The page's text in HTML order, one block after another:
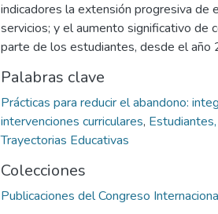
indicadores la extensión progresiva
servicios; y el aumento significativo de
parte de los estudiantes, desde el año
Palabras clave
Prácticas para reducir el abandono:
intervenciones curriculares,
Trayectorias Educativas
Colecciones
Publicaciones del Congreso